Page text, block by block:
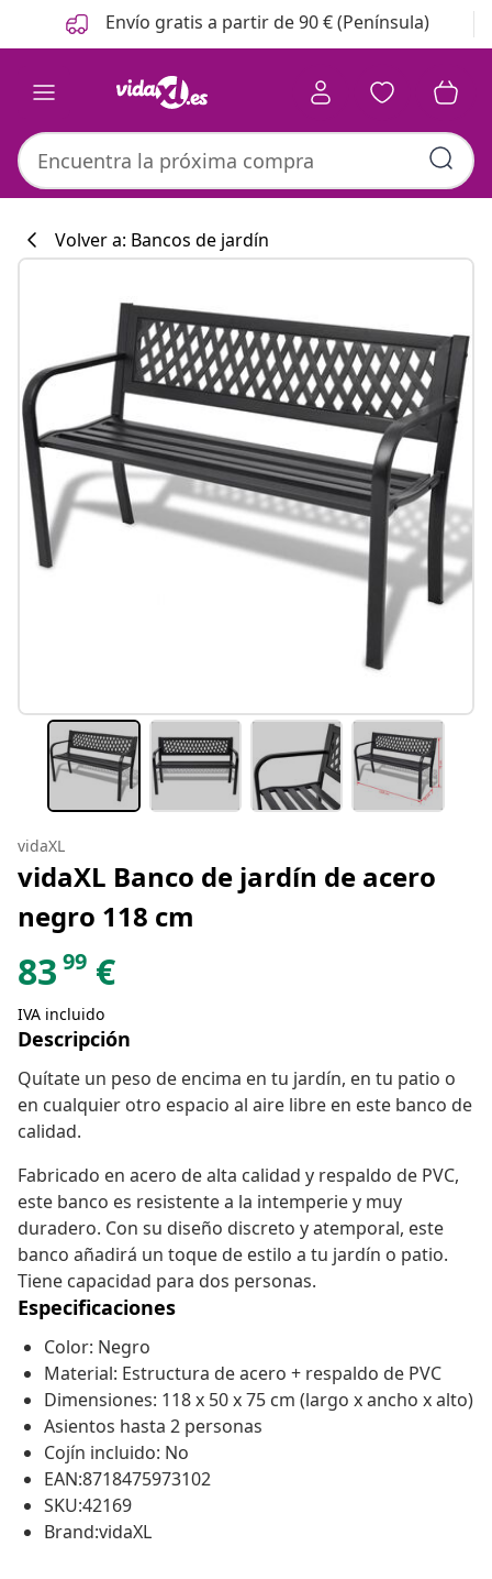
Anterior
Siguiente Envío gratis a partir de 90 € (Península)
#sharemevidaxl
Volver a: Bancos de jardín
vidaXL
vidaXL Banco de jardín de acero
negro 118 cm
83 99 €
IVA incluido
Descripción
Quítate un peso de encima en tu jardín, en tu patio o
en cualquier otro espacio al aire libre en este banco de
calidad.
Fabricado en acero de alta calidad y respaldo de PVC,
este banco es resistente a la intemperie y muy
duradero. Con su diseño discreto y atemporal, este
banco añadirá un toque de estilo a tu jardín o patio.
Tiene capacidad para dos personas.
Especificaciones
Color: Negro
Material: Estructura de acero + respaldo de PVC
Dimensiones: 118 x 50 x 75 cm (largo x ancho x alto)
Asientos hasta 2 personas
Cojín incluido: No
EAN:8718475973102
SKU:42169
Brand:vidaXL